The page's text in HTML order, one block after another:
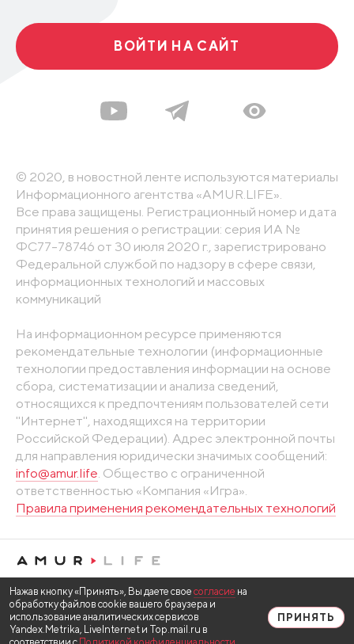
ВОЙТИ НА САЙТ
© 2020, в новостной ленте используются материалы
Информационного агентства «AMUR.LIFE».
Все права защищены. Регистрационный номер и дата
принятия решения о регистрации: серия ИА №
ФС77-78746 от 30 июля 2020 г., зарегистрировано
Федеральной службой по надзору в сфере связи,
информационных технологий и массовых
коммуникаций
На информационном ресурсе применяются
рекомендательные технологии (информационные
технологии предоставления информации на основе
сбора, систематизации и анализа сведений,
относящихся к предпочтениям пользователей сети
"Интернет", находящихся на территории
Российской Федерации). Адрес электронной почты
для направления юридически значимых сообщений:
info@amur.life. Общество с ограниченной
ответственностью «Компания «Игра».
Правила применения рекомендательных технологий
Нажав кнопку «Принять», Вы даете свое согласие на
обработку файлов cookie вашего браузера и
использование аналитических сервисов
Yandex.Metrika, LiveInternet и Top.mail.ru в
ПРИНЯТЬ